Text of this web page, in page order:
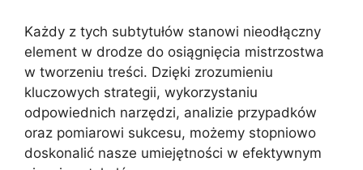
Każdy z tych subtytułów stanowi nieodłączny
element w drodze do osiągnięcia mistrzostwa
w tworzeniu treści. Dzięki zrozumieniu
kluczowych strategii, wykorzystaniu
odpowiednich narzędzi, analizie przypadków
oraz pomiarowi sukcesu, możemy stopniowo
doskonalić nasze umiejętności w efektywnym